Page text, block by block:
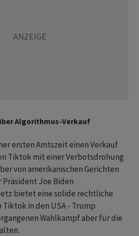
Algorithmus-Verkauf
ersten Amtszeit einen Verkauf
Tiktok mit einer Verbotsdrohung
von amerikanischen Gerichten
Joe Biden
bietet eine solide rechtliche
Tiktok in den USA - Trump
Wahlkampf aber für die